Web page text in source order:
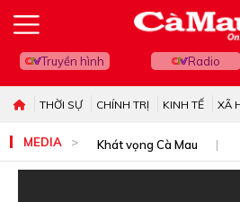
Truyền hình Radio
THỜI SỰ CHÍNH TRỊ KINH TẾ XÃ
MEDIA Khát vọng Cà Mau